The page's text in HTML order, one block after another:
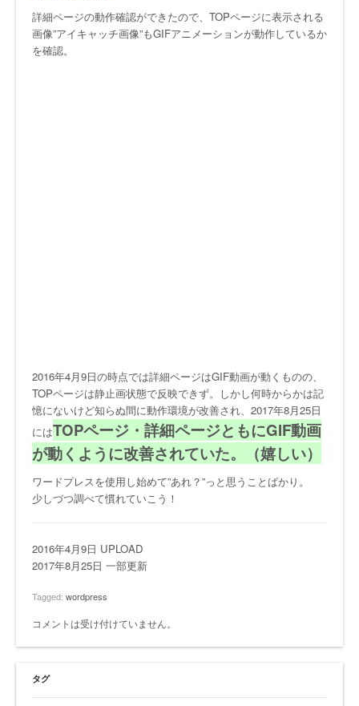
詳細ページの動作確認ができたので、TOPページに表示される
画像”アイキャッチ画像”もGIFアニメーションが動作しているか
を確認。
2016年4月9日の時点では詳細ページはGIF動画が動くものの、
TOPページは静止画状態で反映できず。しかし何時からかは記
憶にないけど知らぬ間に動作環境が改善され、2017年8月25日
にはTOPページ・詳細ページともにGIF動画
が動くように改善されていた。（嬉しい）
ワードプレスを使用し始めて”あれ？”っと思うことばかり。
少しづつ調べて慣れていこう！
2016年4月9日 UPLOAD
2017年8月25日 一部更新
Tagged: wordpress
コメントは受け付けていません。
タグ